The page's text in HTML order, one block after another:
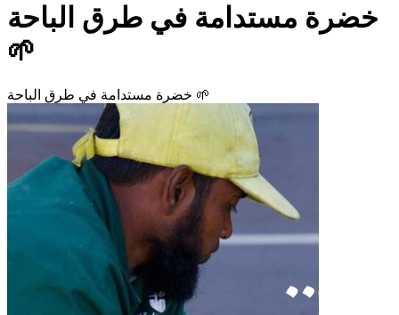
خضرة مستدامة في طرق الباحة
🌱
خضرة مستدامة في طرق الباحة 🌱